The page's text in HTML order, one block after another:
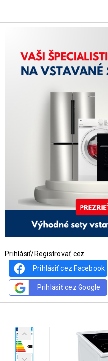
Prihlásiť/Registrovať cez
Prihlásiť cez Facebook
Prihlásiť cez Google